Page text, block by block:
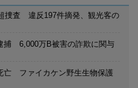
捜査 違反197件摘発、観光客の
捕 6,000万B被害の詐欺に関与
亡 ファイカケン野生生物保護